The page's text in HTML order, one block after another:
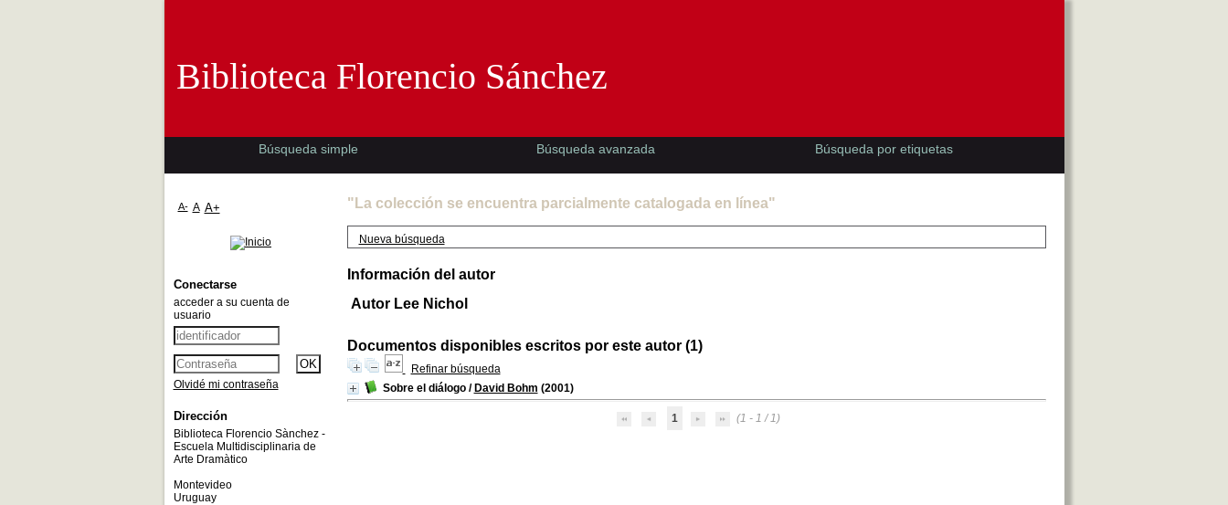
"La colección se encuentra parcialmente catalogada en línea"
Nueva búsqueda
Información del autor
Autor Lee Nichol
Documentos disponibles escritos por este autor (1)
Refinar búsqueda
Sobre el diálogo/ David Bohm (2001)
1 (1 - 1 / 1)
Biblioteca Florencio Sánchez
Búsqueda simple Búsqueda avanzada Búsqueda por etiquetas
A- A A+
Conectarse
acceder a su cuenta de
usuario
Olvidé mi contraseña
Dirección
Biblioteca Florencio Sànchez -
Escuela Multidisciplinaria de
Arte Dramàtico
Montevideo
Uruguay